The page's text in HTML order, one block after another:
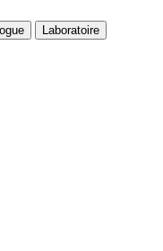
Laboratoire